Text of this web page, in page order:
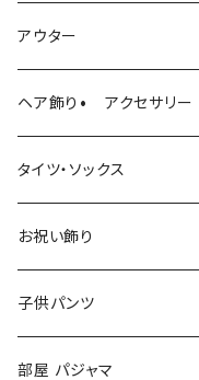
ロンパース
アウター
ヘア飾り• アクセサリー
タイツ・ソックス
お祝い飾り
子供パンツ
部屋 パジャマ